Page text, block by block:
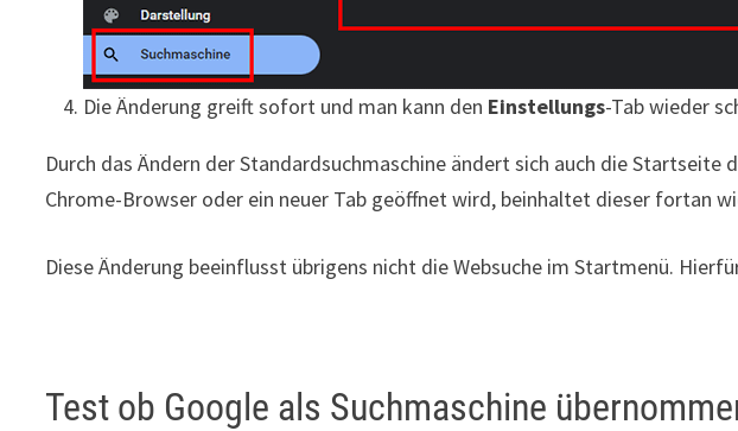
Die Änderung greift sofort und man kann den Einstellungs-Tab wieder
Durch das Ändern der Standardsuchmaschine ändert sich auch die Startseite
Chrome-Browser oder ein neuer Tab geöffnet wird, beinhaltet dieser fortan
Diese Änderung beeinflusst übrigens nicht die Websuche im Startmenü.
Test ob Google als Suchmaschine